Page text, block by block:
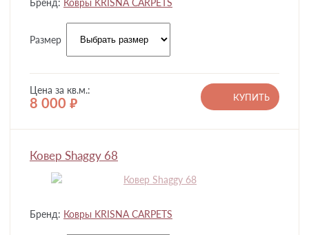
Бренд: Ковры KRISNA CARPETS
Размер
Цена за кв.м.:
8 000 руб.
КУПИТЬ
Ковер Shaggy 68
Бренд: Ковры KRISNA CARPETS